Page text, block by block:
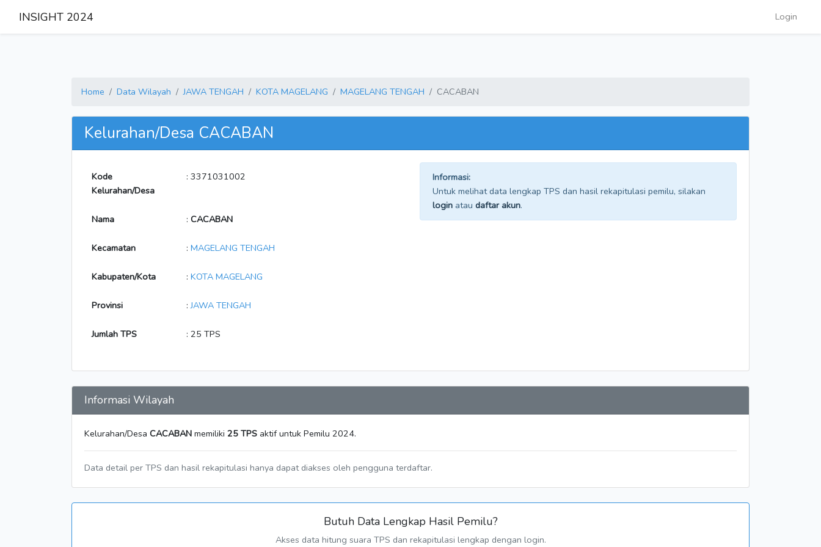
INSIGHT 2024 Login
Home Data Wilayah JAWA TENGAH KOTA MAGELANG MAGELANG TENGAH CACABAN
Kelurahan/Desa CACABAN
Kode
Kelurahan/Desa
: 3371031002
Nama : CACABAN
Kecamatan : MAGELANG TENGAH
Kabupaten/Kota : KOTA MAGELANG
Provinsi :JAWA TENGAH
Jumlah TPS : 25 TPS
Informasi:
Untuk melihat data lengkap TPS dan hasil rekapitulasi pemilu, silakan
login atau daftar akun.
Informasi Wilayah
Kelurahan/Desa CACABAN memiliki 25 TPS aktif untuk Pemilu 2024.
Data detail per TPS dan hasil rekapitulasi hanya dapat diakses oleh pengguna terdaftar.
Butuh Data Lengkap Hasil Pemilu?
Akses data hitung suara TPS dan rekapitulasi lengkap dengan login.